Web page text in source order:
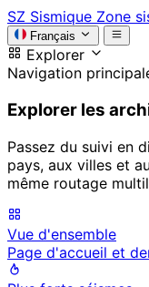
SZ Sismique Zone
Français
Explorer
Navigation
Explorer les
Passez du suivi en
pays, aux villes et
même routage
Vue d'ensemble
Page d'accueil et